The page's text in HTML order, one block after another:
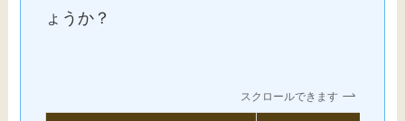
ょうか？
スクロールできます